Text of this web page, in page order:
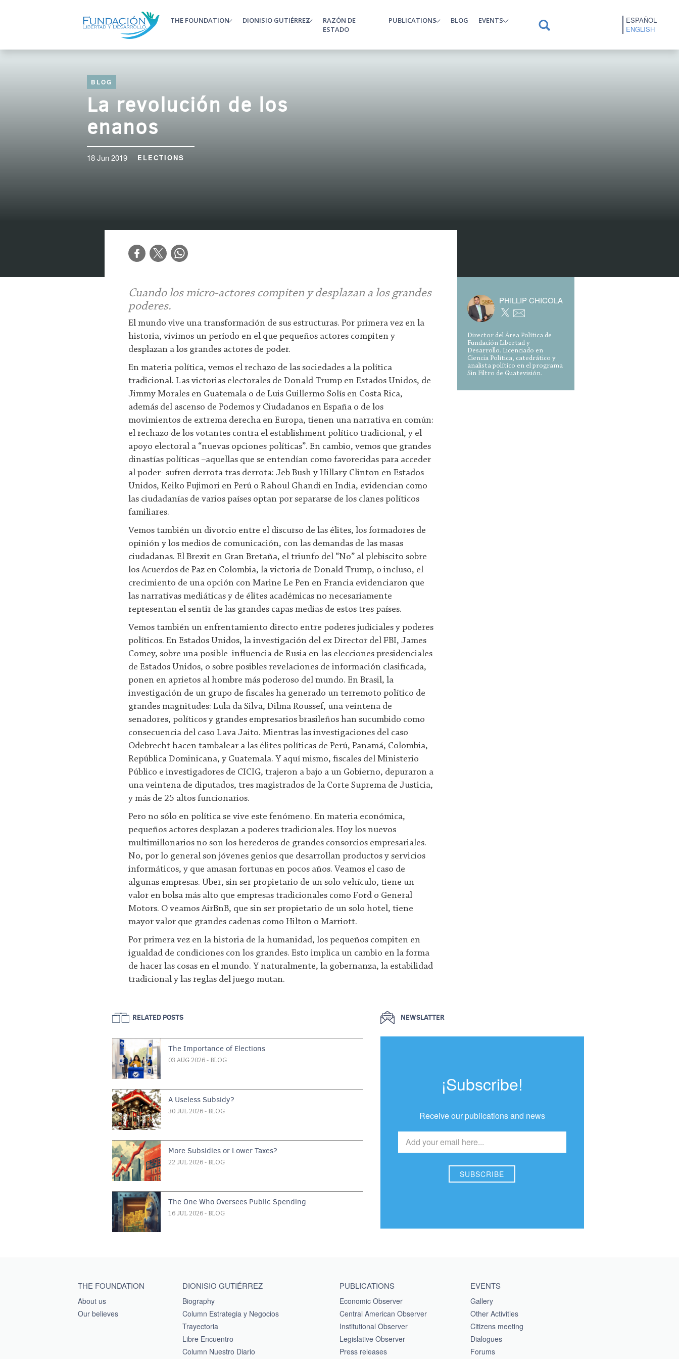
THE FOUNDATION DIONISIO GUTIÉRREZ
RAZÓN DE
ESTADO
PUBLICATIONS BLOG EVENTS
ESPAÑOL
ENGLISH
BLOG
La revolución de los
enanos
18 Jun 2019 ELECTIONS
Cuando los micro-actores compiten y desplazan a los grandes
poderes.
El mundo vive una transformación de sus estructuras. Por primera vez en la
historia, vivimos un período en el que pequeños actores compiten y
desplazan a los grandes actores de poder.
En materia política, vemos el rechazo de las sociedades a la política
tradicional. Las victorias electorales de Donald Trump en Estados Unidos, de
Jimmy Morales en Guatemala o de Luis Guillermo Solís en Costa Rica,
además del ascenso de Podemos y Ciudadanos en España o de los
movimientos de extrema derecha en Europa, tienen una narrativa en común:
el rechazo de los votantes contra el establishment político tradicional, y el
apoyo electoral a “nuevas opciones políticas”. En cambio, vemos que grandes
dinastías políticas –aquellas que se entendían como favorecidas para acceder
al poder- sufren derrota tras derrota: Jeb Bush y Hillary Clinton en Estados
Unidos, Keiko Fujimori en Perú o Rahoul Ghandi en India, evidencian como
las ciudadanías de varios países optan por separarse de los clanes políticos
familiares.
Vemos también un divorcio entre el discurso de las élites, los formadores de
opinión y los medios de comunicación, con las demandas de las masas
ciudadanas. El Brexit en Gran Bretaña, el triunfo del “No” al plebiscito sobre
los Acuerdos de Paz en Colombia, la victoria de Donald Trump, o incluso, el
crecimiento de una opción con Marine Le Pen en Francia evidenciaron que
las narrativas mediáticas y de élites académicas no necesariamente
representan el sentir de las grandes capas medias de estos tres países.
Vemos también un enfrentamiento directo entre poderes judiciales y poderes
políticos. En Estados Unidos, la investigación del ex Director del FBI, James
Comey, sobre una posible influencia de Rusia en las elecciones presidenciales
de Estados Unidos, o sobre posibles revelaciones de información clasificada,
ponen en aprietos al hombre más poderoso del mundo. En Brasil, la
investigación de un grupo de fiscales ha generado un terremoto político de
grandes magnitudes: Lula da Silva, Dilma Roussef, una veintena de
senadores, políticos y grandes empresarios brasileños han sucumbido como
consecuencia del caso Lava Jaito. Mientras las investigaciones del caso
Odebrecht hacen tambalear a las élites políticas de Perú, Panamá, Colombia,
República Dominicana, y Guatemala. Y aquí mismo, fiscales del Ministerio
Público e investigadores de CICIG, trajeron a bajo a un Gobierno, depuraron a
una veintena de diputados, tres magistrados de la Corte Suprema de Justicia,
y más de 25 altos funcionarios.
Pero no sólo en política se vive este fenómeno. En materia económica,
pequeños actores desplazan a poderes tradicionales. Hoy los nuevos
multimillonarios no son los herederos de grandes consorcios empresariales.
No, por lo general son jóvenes genios que desarrollan productos y servicios
informáticos, y que amasan fortunas en pocos años. Veamos el caso de
algunas empresas. Uber, sin ser propietario de un solo vehículo, tiene un
valor en bolsa más alto que empresas tradicionales como Ford o General
Motors. O veamos AirBnB, que sin ser propietario de un solo hotel, tiene
mayor valor que grandes cadenas como Hilton o Marriott.
Por primera vez en la historia de la humanidad, los pequeños compiten en
igualdad de condiciones con los grandes. Esto implica un cambio en la forma
de hacer las cosas en el mundo. Y naturalmente, la gobernanza, la estabilidad
tradicional y las reglas del juego mutan.
PHILLIP CHICOLA
Director del Área Política de
Fundación Libertad y
Desarrollo. Licenciado en
Ciencia Política, catedrático y
analista político en el programa
Sin Filtro de Guatevisión.
RELATED POSTS
The Importance of Elections
03 AUG 2026 - BLOG
A Useless Subsidy?
30 JUL 2026 - BLOG
More Subsidies or Lower Taxes?
22 JUL 2026 - BLOG
The One Who Oversees Public Spending
16 JUL 2026 - BLOG
NEWSLATTER
¡Subscribe!
Receive our publications and news
Main menu footer
THE FOUNDATION
About us
Our believes
DIONISIO GUTIÉRREZ
Biography
Column Estrategia y Negocios
Trayectoria
Libre Encuentro
Column Nuestro Diario
PUBLICATIONS
Economic Observer
Central American Observer
Institutional Observer
Legislative Observer
Press releases
EVENTS
Gallery
Other Activities
Citizens meeting
Dialogues
Forums